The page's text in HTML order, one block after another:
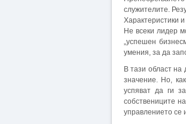
служителите.
Характеристики
Не всеки лидер
„успешен
умения, за да
В тази област
значение. Но,
успяват да ги
собствениците
управлението се